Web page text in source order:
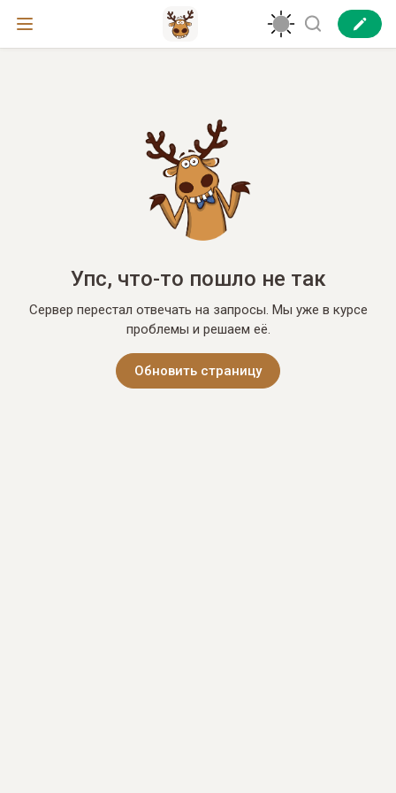
Упс, что-то пошло не так
Сервер перестал отвечать на запросы. Мы уже в курсе
проблемы и решаем её.
Обновить страницу